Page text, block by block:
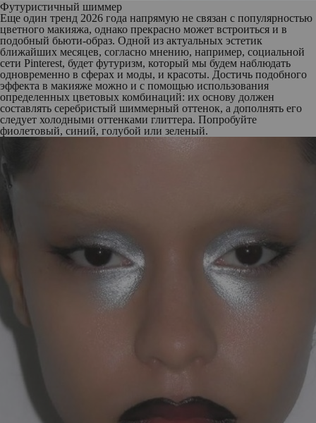
Футуристичный шиммер
Еще один тренд 2026 года напрямую не связан с популярностью
цветного макияжа, однако прекрасно может встроиться и в
подобный бьюти-образ. Одной из актуальных эстетик
ближайших месяцев, согласно мнению, например, социальной
сети Pinterest, будет футуризм, который мы будем наблюдать
одновременно в сферах и моды, и красоты. Достичь подобного
эффекта в макияже можно и с помощью использования
определенных цветовых комбинаций: их основу должен
составлять серебристый шиммерный оттенок, а дополнять его
следует холодными оттенками глиттера. Попробуйте
фиолетовый, синий, голубой или зеленый.